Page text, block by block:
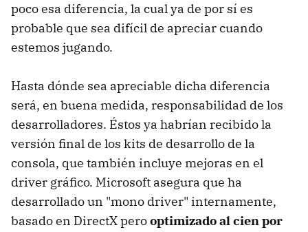
poco esa diferencia, la cual ya de por sí es
probable que sea difícil de apreciar cuando
estemos jugando.
Hasta dónde sea apreciable dicha diferencia
será, en buena medida, responsabilidad de los
desarrolladores. Éstos ya habrían recibido la
versión final de los kits de desarrollo de la
consola, que también incluye mejoras en el
driver gráfico. Microsoft asegura que ha
desarrollado un "mono driver" internamente,
basado en DirectX perooptimizado al cien por